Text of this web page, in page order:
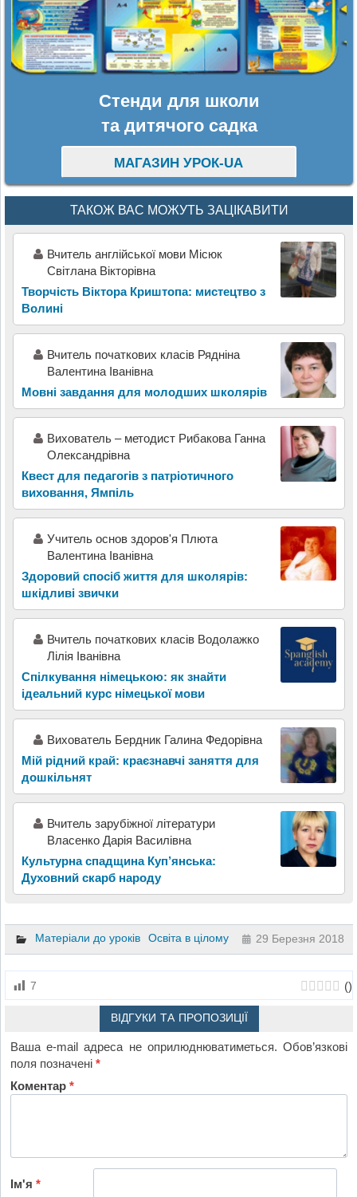
Стенди для школи
та дитячого садка
МАГАЗИН УРОК-UA
ТАКОЖ ВАС МОЖУТЬ ЗАЦІКАВИТИ
Вчитель англійської мови Місюк
Світлана Вікторівна
Творчість Віктора Криштопа: мистецтво з
Волині
Вчитель початкових класів Рядніна
Валентина Іванівна
Мовні завдання для молодших школярів
Вихователь – методист Рибакова Ганна
Олександрівна
Квест для педагогів з патріотичного
виховання, Ямпіль
Учитель основ здоров'я Плюта
Валентина Іванівна
Здоровий спосіб життя для школярів:
шкідливі звички
Вчитель початкових класів Водолажко
Лілія Іванівна
Спілкування німецькою: як знайти
ідеальний курс німецької мови
Вихователь Бердник Галина Федорівна
Мій рідний край: краєзнавчі заняття для
дошкільнят
Вчитель зарубіжної літератури
Власенко Дарія Василівна
Культурна спадщина Куп’янська:
Духовний скарб народу
Матеріали до уроків Освіта в цілому 29 Березня 2018
7 ()
ВІДГУКИ ТА ПРОПОЗИЦІЇ
Ваша e-mail адреса не оприлюднюватиметься. Обов’язкові
поля позначені*
Коментар*
Ім'я*